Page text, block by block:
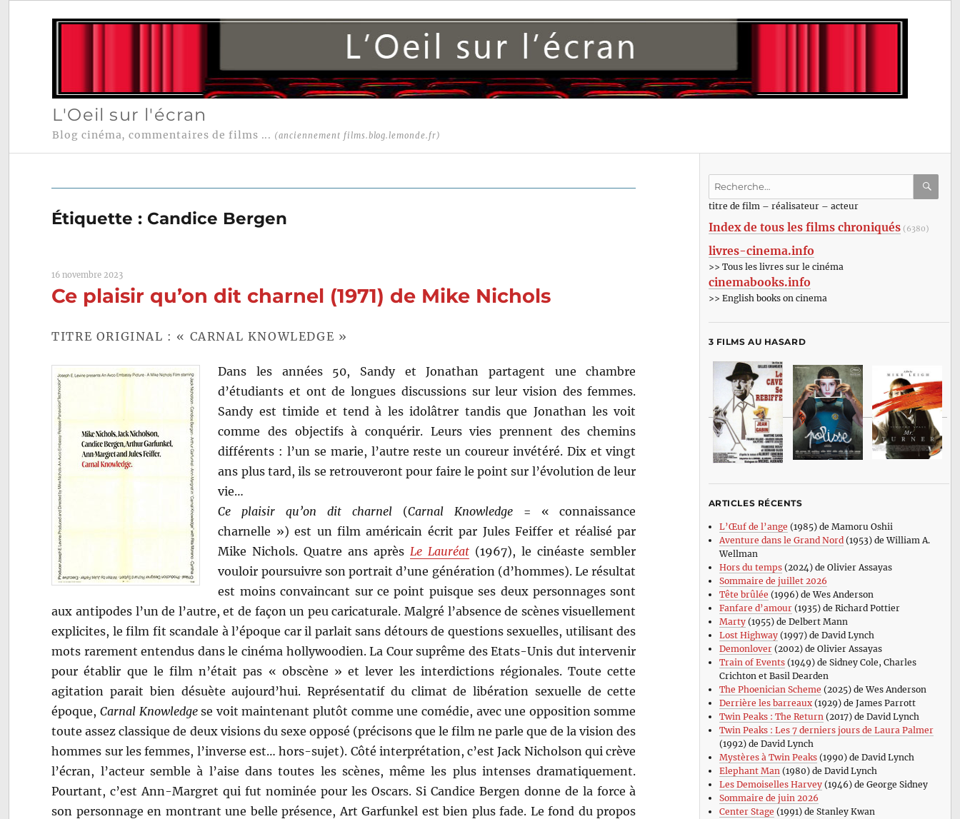
L'Oeil sur l'écran
Blog cinéma, commentaires de films ... (anciennement films.blog.lemonde.fr)
Étiquette : Candice Bergen
16 novembre 2023
Ce plaisir qu’on dit charnel (1971) de Mike Nichols
TITRE ORIGINAL : « CARNAL KNOWLEDGE »
Dans les années 50, Sandy et Jonathan partagent une chambre
d’étudiants et ont de longues discussions sur leur vision des femmes.
Sandy est timide et tend à les idolâtrer tandis que Jonathan les voit
comme des objectifs à conquérir. Leurs vies prennent des chemins
différents : l’un se marie, l’autre reste un coureur invétéré. Dix et vingt
ans plus tard, ils se retrouveront pour faire le point sur l’évolution de leur
vie…
Ce plaisir qu’on dit charnel(Carnal Knowledge= « connaissance
charnelle ») est un film américain écrit par Jules Feiffer et réalisé par
Mike Nichols. Quatre ans après Le Lauréat (1967), le cinéaste sembler
vouloir poursuivre son portrait d’une génération (d’hommes). Le résultat
est moins convaincant sur ce point puisque ses deux personnages sont
aux antipodes l’un de l’autre, et de façon un peu caricaturale. Malgré l’absence de scènes visuellement
explicites, le film fit scandale à l’époque car il parlait sans détours de questions sexuelles, utilisant des
mots rarement entendus dans le cinéma hollywoodien. La Cour suprême des Etats-Unis dut intervenir
pour établir que le film n’était pas « obscène » et lever les interdictions régionales. Toute cette
agitation parait bien désuète aujourd’hui. Représentatif du climat de libération sexuelle de cette
époque, Carnal Knowledgese voit maintenant plutôt comme une comédie, avec une opposition somme
toute assez classique de deux visions du sexe opposé (précisons que le film ne parle que de la vision des
hommes sur les femmes, l’inverse est… hors-sujet). Côté interprétation, c’est Jack Nicholson qui crève
l’écran, l’acteur semble à l’aise dans toutes les scènes, même les plus intenses dramatiquement.
Pourtant, c’est Ann-Margret qui fut nominée pour les Oscars. Si Candice Bergen donne de la force à
son personnage en montrant une belle présence, Art Garfunkel est bien plus fade. Le fond du propos
Recherche
:titre de film – réalisateur – acteur
Index de tous les films chroniqués (6380)
livres-cinema.info
>> Tous les livres sur le cinéma
cinemabooks.info
>> English books on cinema
3 FILMS AU HASARD
ARTICLES RÉCENTS
L’Œuf de l’ange (1985) de Mamoru Oshii
Aventure dans le Grand Nord(1953) de William A.
Wellman
Hors du temps(2024) de Olivier Assayas
Sommaire de juillet 2026
Tête brûlée (1996) de Wes Anderson
Fanfare d’amour(1935) de Richard Pottier
Marty(1955) de Delbert Mann
Lost Highway(1997) de David Lynch
Demonlover(2002) de Olivier Assayas
Train of Events(1949) de Sidney Cole, Charles
Crichton et Basil Dearden
The Phoenician Scheme (2025) de Wes Anderson
Derrière les barreaux(1929) de James Parrott
Twin Peaks : The Return(2017) de David Lynch
Twin Peaks : Les 7 derniers jours de Laura Palmer
(1992) de David Lynch
Mystères à Twin Peaks(1990) de David Lynch
Elephant Man(1980) de David Lynch
Les Demoiselles Harvey(1946) de George Sidney
Sommaire de juin 2026
Center Stage (1991) de Stanley Kwan